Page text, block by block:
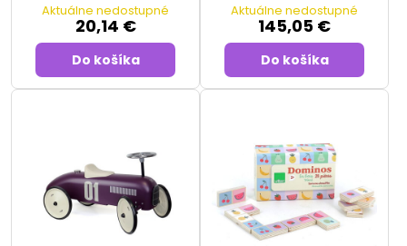
Aktuálne nedostupné
20,14 €
Do košíka
Aktuálne nedostupné
145,05 €
Do košíka